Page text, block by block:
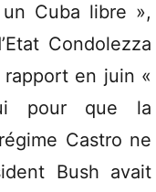
Cuba libre »,
Condolezza
en juin «
pour que la
Castro ne
Bush avait